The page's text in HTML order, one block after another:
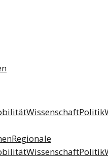
WissenschaftPolitik
Regionale
WissenschaftPolitik